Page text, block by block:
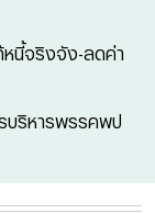
นี้จริงจัง-ลดค่า
บริหารพรรคพป